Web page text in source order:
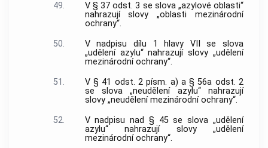
49.
V § 37 odst. 3 se slova „azylové oblasti“
nahrazují slovy „oblasti mezinárodní
ochrany“.
50.
V nadpisu dílu 1 hlavy VII se slova
„udělení azylu“ nahrazují slovy „udělení
mezinárodní ochrany“.
51.
V § 41 odst. 2 písm. a) a § 56a odst. 2
se slova „neudělení azylu“ nahrazují
slovy „neudělení mezinárodní ochrany“.
52.
V nadpisu nad § 45 se slova „udělení
azylu“ nahrazují slovy „udělení
mezinárodní ochrany“.